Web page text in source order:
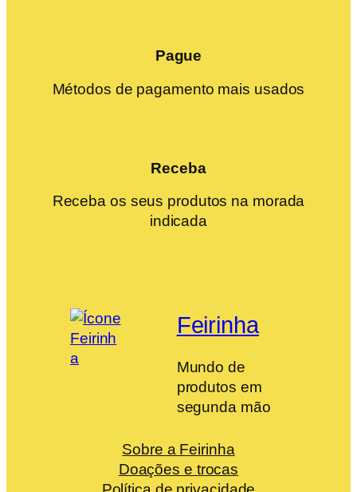
Pague
Métodos de pagamento mais usados
Receba
Receba os seus produtos na morada
indicada
Feirinha
Mundo de
produtos em
segunda mão
Sobre a Feirinha
Doações e trocas